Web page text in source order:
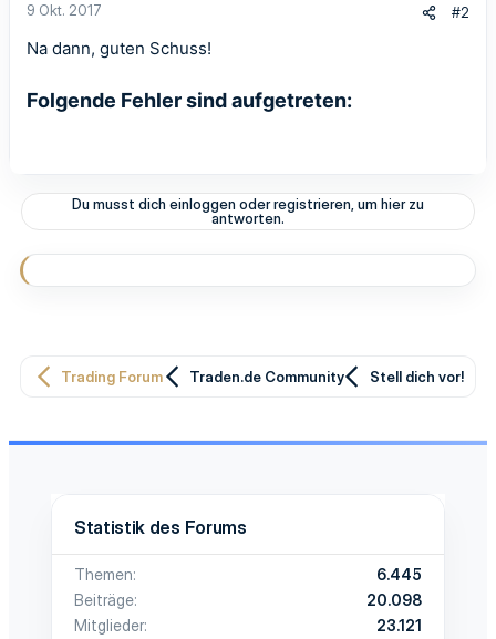
9 Okt. 2017 #2
Na dann, guten Schuss!
Folgende Fehler sind aufgetreten:
Du musst dich einloggen oder registrieren, um hier zu
antworten.
Trading Forum Traden.de Community Stell dich vor!
Statistik des Forums
Themen
6.445
Beiträge
20.098
Mitglieder
23.121